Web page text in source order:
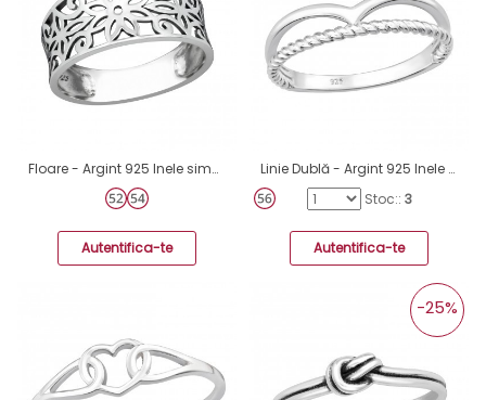
Floare - Argint 925 Inele simple A4S38598
Autentifica-te
Linie Dublă - Argint 925 Inele simple A4S46236
Stoc:: 3
Autentifica-te
-25%